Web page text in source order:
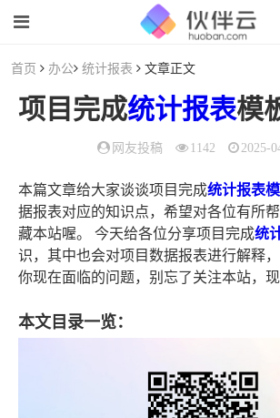
首页 办公 统计报表 文章正文
项目完成统计报表模
网友投稿 1142 2025-
本篇文章给大家谈谈项目完成统计报表
据报表对应的知识点，希望对各位有所
藏本站喔。 今天给各位分享项目完成统
识，其中也会对项目数据报表进行解释
你现在面临的问题，别忘了关注本站，现
本文目录一览：